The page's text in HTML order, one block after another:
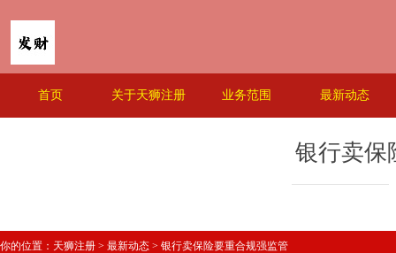
首页 关于天狮注册 业务范围 最新动态
银行卖保
你的位置： 天狮注册 > 最新动态 > 银行卖保险要重合规强监管